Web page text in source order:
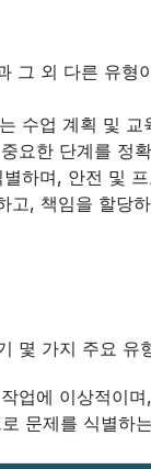
그 외 다른 유형
수업 계획 및
요한 단계를 정
하며, 안전 및
, 책임을 할당
몇 가지 주요 유
업에 이상적이
문제를 식별하